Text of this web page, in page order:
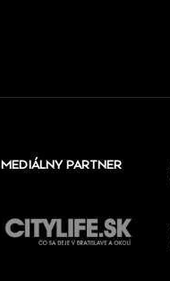
MEDIÁLNY PARTNER